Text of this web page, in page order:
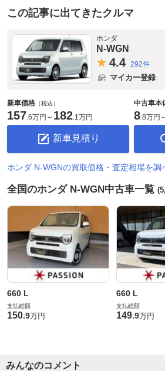
この記事に出てきたクルマ
ホンダ
N-WGN
4.4 292件
マイカー登録
新車価格 （税込）
157 6万円 ～ 182 1万円
新車見積り
中古車本
8 8万円
ホンダ N-WGNの買取価格・査定相場を調
全国のホンダ N-WGN中古車一覧
660 L
支払総額
150.9万円
660 L
支払総額
149.9万円
みんなのコメント